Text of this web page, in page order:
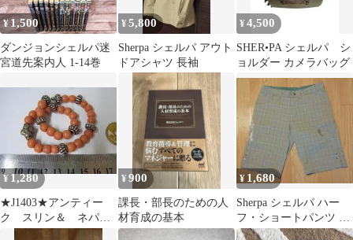
¥ 1,500
ダンジョンシェルパ迷
宮道先案内人 1-14巻
¥5,800
Sherpa シェルパ アウト
ドアシャツ 長袖
¥4,500
SHER•PA シェルパ シ
ョルダー カメラバッグ
¥ 1,280
★J1403★アンティー
ク スリン＆ ネパー
ル タマン シェルパ
¥900
課長・部長のための人
材育成の基本
¥ 1,680
Sherpa シェルパ ハー
フ・ショートパンツ レ
ディース